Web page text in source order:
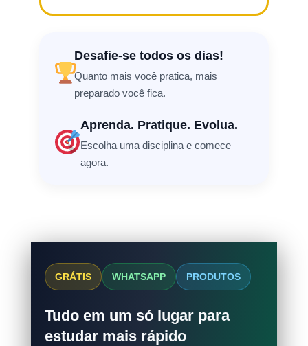
Desafie-se todos os dias!
Quanto mais você pratica, mais
preparado você fica.
Aprenda. Pratique. Evolua.
Escolha uma disciplina e comece
agora.
GRÁTIS WHATSAPP PRODUTOS
Tudo em um só lugar para
estudar mais rápido